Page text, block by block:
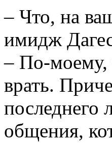
– Что, на
имидж
– По-моему,
врать.
последнего
общения,